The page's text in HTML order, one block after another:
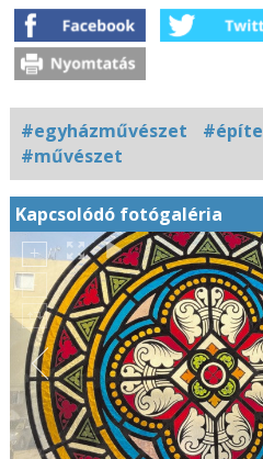
#egyházművészet
#művészet
Kapcsolódó fotógaléria